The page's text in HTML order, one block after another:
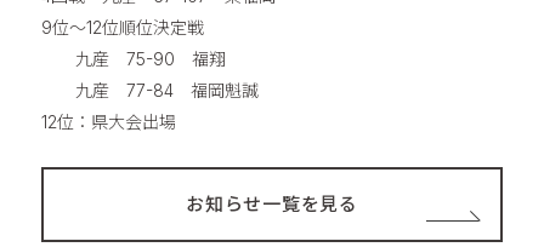
9位～12位順位決定戦
九産 75-90 福翔
九産 77-84 福岡魁誠
12位：県大会出場
お知らせ一覧を見る